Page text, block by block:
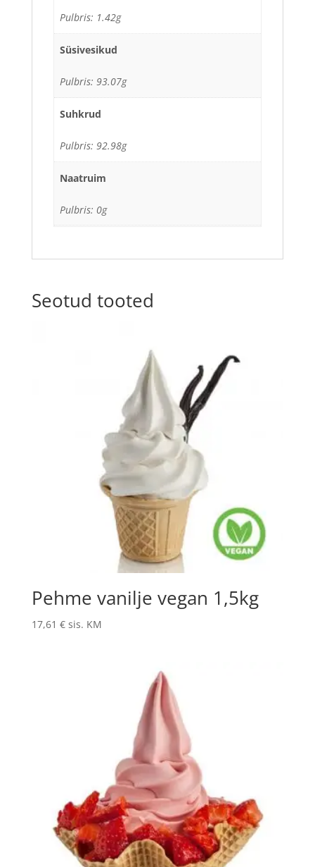
Pulbris: 1.42g
Süsivesikud
Pulbris: 93.07g
Suhkrud
Pulbris: 92.98g
Naatruim
Pulbris: 0g
Seotud tooted
Pehme vanilje vegan 1,5kg
17,61 € sis. KM